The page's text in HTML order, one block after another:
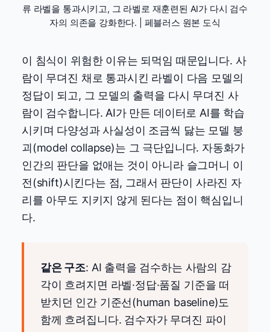
류 라벨을 통과시키고, 그 라벨로 재훈련된 AI가 다시 검수
자의 의존을 강화한다. | 페블러스 원본 도식
이 침식이 위험한 이유는 되먹임 때문입니다. 사
람이 무뎌진 채로 통과시킨 라벨이 다음 모델의
정답이 되고, 그 모델의 출력을 다시 무뎌진 사
람이 검수합니다. AI가 만든 데이터로 AI를 학습
시키며 다양성과 사실성이 조금씩 닳는 모델 붕
괴(model collapse)는 그 극단입니다. 자동화가
인간의 판단을 없애는 것이 아니라 슬그머니 이
전(shift)시킨다는 점, 그래서 판단이 사라진 자
리를 아무도 지키지 않게 된다는 점이 핵심입니
다.
같은 구조: AI 출력을 검수하는 사람의 감
각이 흐려지면 라벨·정답·품질 기준을 떠
받치던 인간 기준선(human baseline)도
함께 흐려집니다. 검수자가 무뎌진 파이